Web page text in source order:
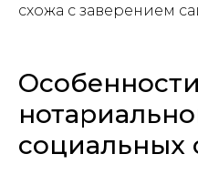
схожа с заверением
Особенности
социальных